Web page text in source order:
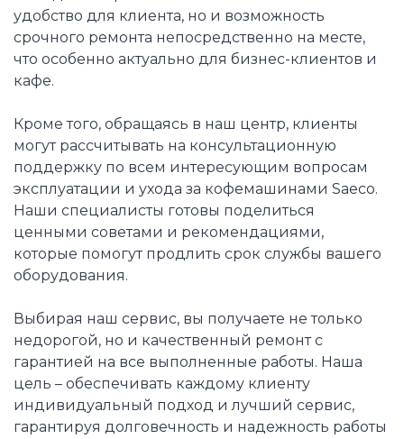
удобство для клиента, но и возможность
срочного ремонта непосредственно на месте,
что особенно актуально для бизнес-клиентов и
кафе.
Кроме того, обращаясь в наш центр, клиенты
могут рассчитывать на консультационную
поддержку по всем интересующим вопросам
эксплуатации и ухода за кофемашинами Saeco.
Наши специалисты готовы поделиться
ценными советами и рекомендациями,
которые помогут продлить срок службы вашего
оборудования.
Выбирая наш сервис, вы получаете не только
недорогой, но и качественный ремонт с
гарантией на все выполненные работы. Наша
цель – обеспечивать каждому клиенту
индивидуальный подход и лучший сервис,
гарантируя долговечность и надежность работы